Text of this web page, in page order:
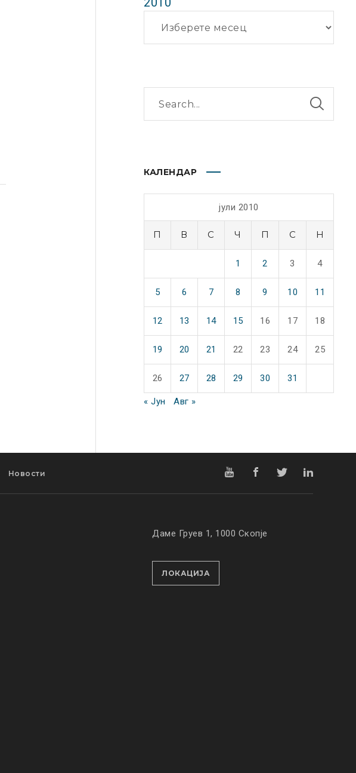
КАЛЕНДАР
јули 2010
П В С Ч П С Н
1 2 3 4
5 6 7 8 9 10 11
12 13 14 15 16 17 18
19 20 21 22 23 24 25
26 27 28 29 30 31
« Јун Авг »
Новости
Даме Груев 1, 1000 Скопје
ЛОКАЦИЈА